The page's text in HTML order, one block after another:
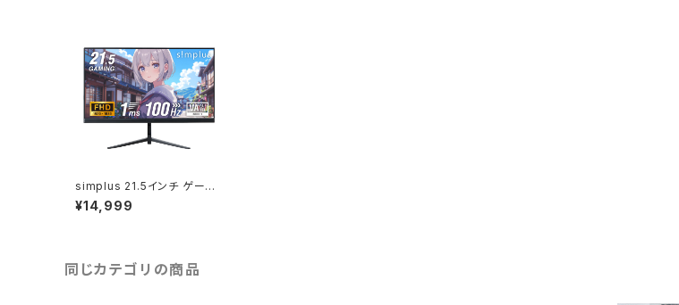
simplus 21.5インチ ゲーミ
ングモニター PCモニター 10
0Hz 1920×1080 FHD 108
ト調整 シンプラス SP-NMT2
1
¥14,999
同じカテゴリの商品